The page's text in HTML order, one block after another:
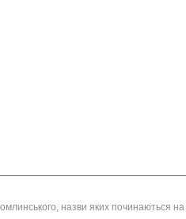
назви яких починаються на